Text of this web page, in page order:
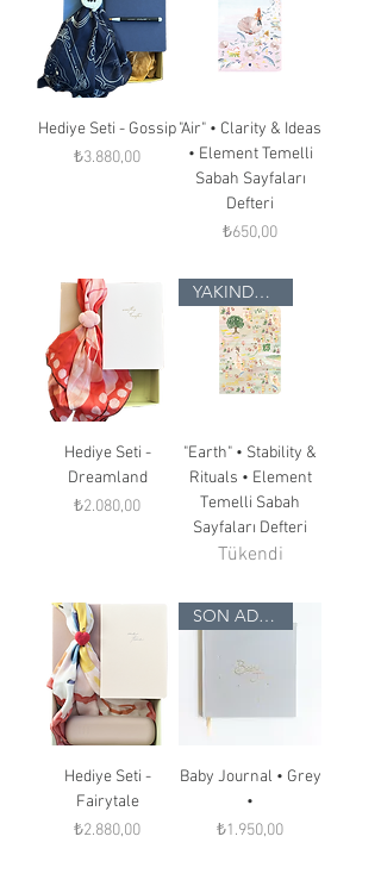
Hediye Seti - Gossip
Fiyat
₺3.880,00
"Air" • Clarity & Ideas
• Element Temelli
Sabah Sayfaları
Defteri
Fiyat
₺650,00
Hediye Seti -
Dreamland
Fiyat
₺2.080,00
YAKINDA STOKTA
"Earth" • Stability &
Rituals • Element
Temelli Sabah
Sayfaları Defteri
Tükendi
Hediye Seti -
Fairytale
Fiyat
₺2.880,00
SON ADETLER
Baby Journal • Grey
•
Fiyat
₺1.950,00